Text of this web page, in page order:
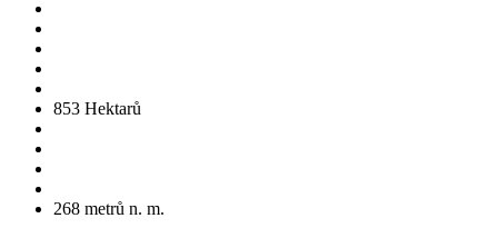
853 Hektarů
268 metrů n. m.